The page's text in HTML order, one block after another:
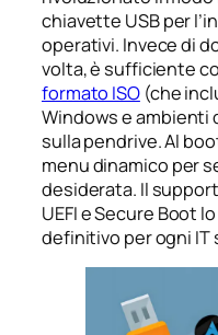
chiavette USB per
operativi. Invece di
volta, è sufficiente
formato ISO(che
Windows e
sulla pendrive. Al
menu dinamico per
desiderata. Il
UEFI e Secure Boot
definitivo per ogni IT